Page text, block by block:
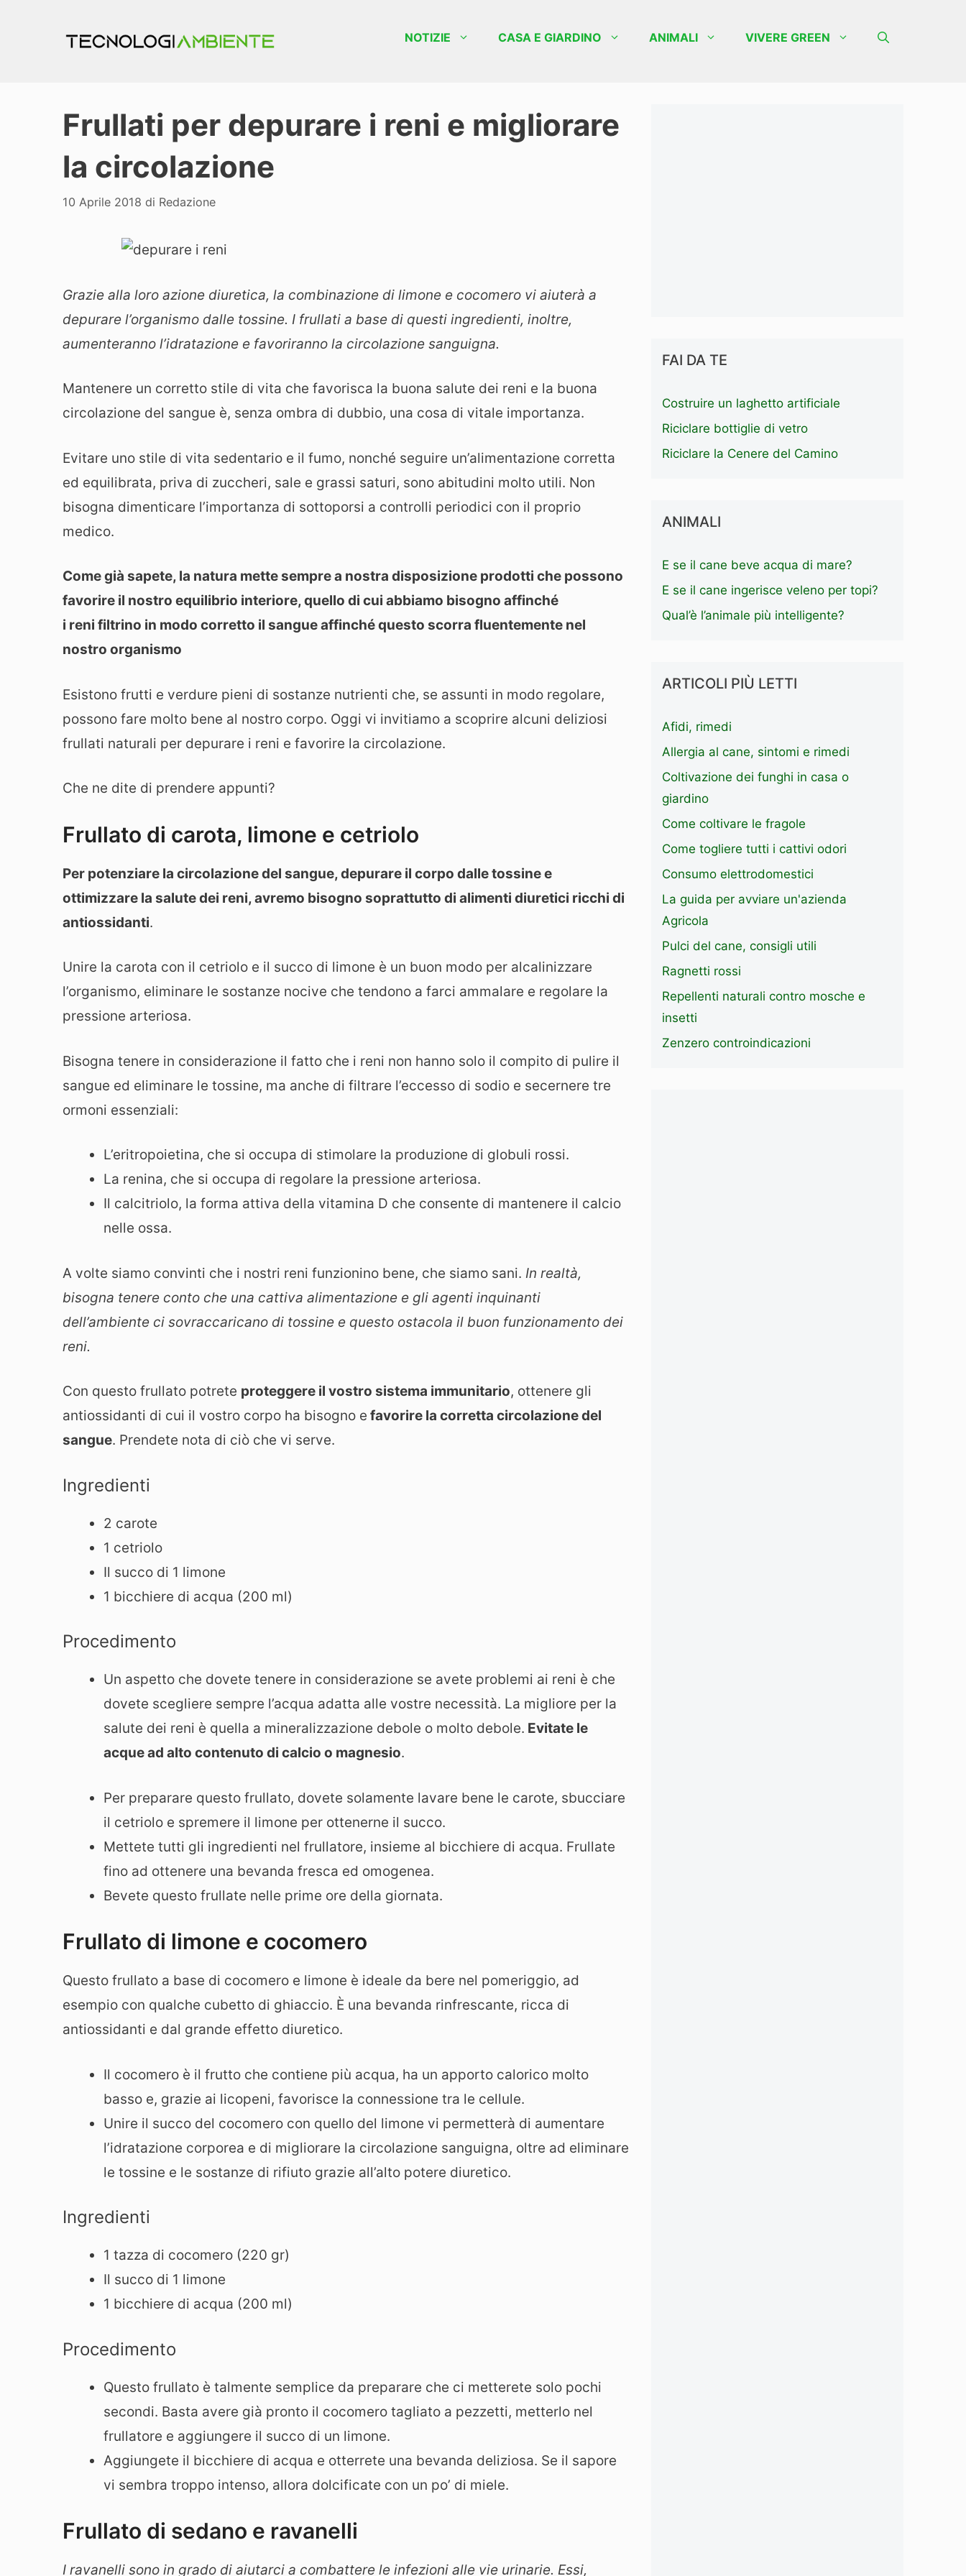
NOTIZIE CASA E GIARDINO ANIMALI VIVERE GREEN
Frullati per depurare i reni e migliorare
la circolazione
10 Aprile 2018 di Redazione
Grazie alla loro azione diuretica, la combinazione di limone e cocomero vi aiuterà a
depurare l’organismo dalle tossine. I frullati a base di questi ingredienti, inoltre,
aumenteranno l’idratazione e favoriranno la circolazione sanguigna.
Mantenere un corretto stile di vita che favorisca la buona salute dei reni e la buona
circolazione del sangue è, senza ombra di dubbio, una cosa di vitale importanza.
Evitare uno stile di vita sedentario e il fumo, nonché seguire un’alimentazione corretta
ed equilibrata, priva di zuccheri, sale e grassi saturi, sono abitudini molto utili. Non
bisogna dimenticare l’importanza di sottoporsi a controlli periodici con il proprio
medico.
Come già sapete, la natura mette sempre a nostra disposizione prodotti che possono
favorire il nostro equilibrio interiore, quello di cui abbiamo bisogno affinché
i reni filtrino in modo corretto il sangue affinché questo scorra fluentemente nel
nostro organismo
Esistono frutti e verdure pieni di sostanze nutrienti che, se assunti in modo regolare,
possono fare molto bene al nostro corpo. Oggi vi invitiamo a scoprire alcuni deliziosi
frullati naturali per depurare i reni e favorire la circolazione.
Che ne dite di prendere appunti?
Frullato di carota, limone e cetriolo
Per potenziare la circolazione del sangue, depurare il corpo dalle tossine e
ottimizzare la salute dei reni, avremo bisogno soprattutto di alimenti diuretici ricchi di
antiossidanti.
Unire la carota con il cetriolo e il succo di limone è un buon modo per alcalinizzare
l’organismo, eliminare le sostanze nocive che tendono a farci ammalare e regolare la
pressione arteriosa.
Bisogna tenere in considerazione il fatto che i reni non hanno solo il compito di pulire il
sangue ed eliminare le tossine, ma anche di filtrare l’eccesso di sodio e secernere tre
ormoni essenziali:
L’eritropoietina, che si occupa di stimolare la produzione di globuli rossi.
La renina, che si occupa di regolare la pressione arteriosa.
Il calcitriolo, la forma attiva della vitamina D che consente di mantenere il calcio
nelle ossa.
A volte siamo convinti che i nostri reni funzionino bene, che siamo sani. In realtà,
bisogna tenere conto che una cattiva alimentazione e gli agenti inquinanti
dell’ambiente ci sovraccaricano di tossine e questo ostacola il buon funzionamento dei
reni.
Con questo frullato potrete proteggere il vostro sistema immunitario, ottenere gli
antiossidanti di cui il vostro corpo ha bisogno e favorire la corretta circolazione del
sangue. Prendete nota di ciò che vi serve.
Ingredienti
2 carote
1 cetriolo
Il succo di 1 limone
1 bicchiere di acqua (200 ml)
Procedimento
Un aspetto che dovete tenere in considerazione se avete problemi ai reni è che
dovete scegliere sempre l’acqua adatta alle vostre necessità. La migliore per la
salute dei reni è quella a mineralizzazione debole o molto debole. Evitate le
acque ad alto contenuto di calcio o magnesio.
Per preparare questo frullato, dovete solamente lavare bene le carote, sbucciare
il cetriolo e spremere il limone per ottenerne il succo.
Mettete tutti gli ingredienti nel frullatore, insieme al bicchiere di acqua. Frullate
fino ad ottenere una bevanda fresca ed omogenea.
Bevete questo frullate nelle prime ore della giornata.
Frullato di limone e cocomero
Questo frullato a base di cocomero e limone è ideale da bere nel pomeriggio, ad
esempio con qualche cubetto di ghiaccio. È una bevanda rinfrescante, ricca di
antiossidanti e dal grande effetto diuretico.
Il cocomero è il frutto che contiene più acqua, ha un apporto calorico molto
basso e, grazie ai licopeni, favorisce la connessione tra le cellule.
Unire il succo del cocomero con quello del limone vi permetterà di aumentare
l’idratazione corporea e di migliorare la circolazione sanguigna, oltre ad eliminare
le tossine e le sostanze di rifiuto grazie all’alto potere diuretico.
Ingredienti
1 tazza di cocomero (220 gr)
Il succo di 1 limone
1 bicchiere di acqua (200 ml)
Procedimento
Questo frullato è talmente semplice da preparare che ci metterete solo pochi
secondi. Basta avere già pronto il cocomero tagliato a pezzetti, metterlo nel
frullatore e aggiungere il succo di un limone.
Aggiungete il bicchiere di acqua e otterrete una bevanda deliziosa. Se il sapore
vi sembra troppo intenso, allora dolcificate con un po’ di miele.
Frullato di sedano e ravanelli
I ravanelli sono in grado di aiutarci a combattere le infezioni alle vie urinarie. Essi,
FAI DA TE
Costruire un laghetto artificiale
Riciclare bottiglie di vetro
Riciclare la Cenere del Camino
ANIMALI
E se il cane beve acqua di mare?
E se il cane ingerisce veleno per topi?
Qual’è l’animale più intelligente?
ARTICOLI PIÙ LETTI
Afidi, rimedi
Allergia al cane, sintomi e rimedi
Coltivazione dei funghi in casa o
giardino
Come coltivare le fragole
Come togliere tutti i cattivi odori
Consumo elettrodomestici
La guida per avviare un'azienda
Agricola
Pulci del cane, consigli utili
Ragnetti rossi
Repellenti naturali contro mosche e
insetti
Zenzero controindicazioni